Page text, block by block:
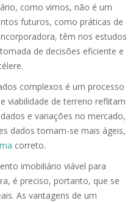
como vimos, não é um
futuros, como práticas de
têm nos estudos
de decisões eficiente e
complexos é um processo
viabilidade de terreno reflitam
e variações no mercado,
dados tornam-se mais ágeis,
correto.
imobiliário viável para
é preciso, portanto, que se
As vantagens de um